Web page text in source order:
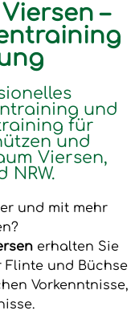
–
und
für
und
Viersen,
NRW.
und mit mehr
erhalten Sie
Flinte und Büchse
Vorkenntnisse,